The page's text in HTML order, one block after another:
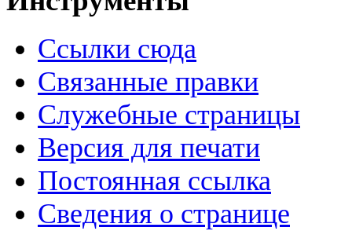
Ссылки сюда
Связанные правки
Служебные страницы
Версия для печати
Постоянная ссылка
Сведения о странице